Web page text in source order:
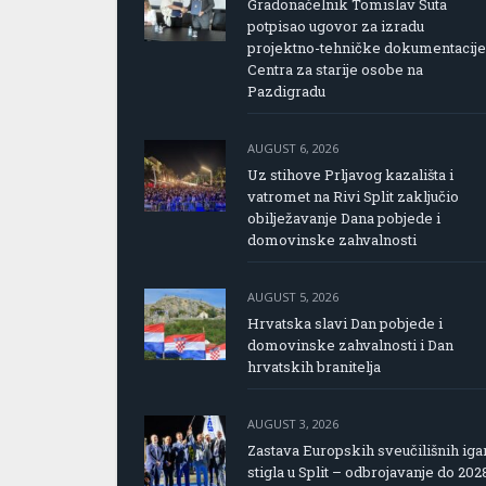
Gradonačelnik Tomislav Šuta
potpisao ugovor za izradu
projektno-tehničke dokumentacije
Centra za starije osobe na
Pazdigradu
AUGUST 6, 2026
Uz stihove Prljavog kazališta i
vatromet na Rivi Split zaključio
obilježavanje Dana pobjede i
domovinske zahvalnosti
AUGUST 5, 2026
Hrvatska slavi Dan pobjede i
domovinske zahvalnosti i Dan
hrvatskih branitelja
AUGUST 3, 2026
Zastava Europskih sveučilišnih
stigla u Split – odbrojavanje do